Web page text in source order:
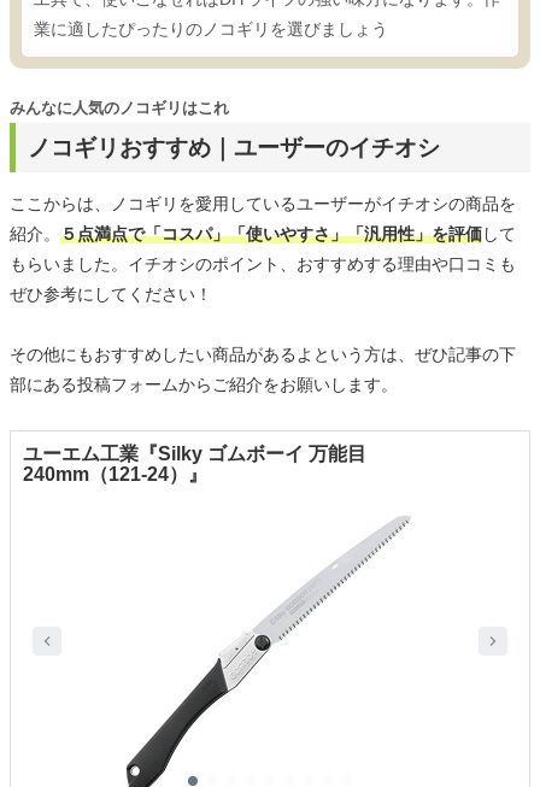
業に適したぴったりのノコギリを選びましょう
ノコギリおすすめ｜ユーザーのイチオシ
みんなに人気のノコギリはこれ
ここからは、ノコギリを愛用しているユーザーがイチオシの商品を
紹介。 ５点満点で「コスパ」「使いやすさ」「汎用性」を評価して
もらいました。イチオシのポイント、おすすめする理由や口コミも
ぜひ参考にしてください！
その他にもおすすめしたい商品があるよという方は、ぜひ記事の下
部にある投稿フォームからご紹介をお願いします。
ユーエム工業『Silky ゴムボーイ 万能目
240mm（121-24）』